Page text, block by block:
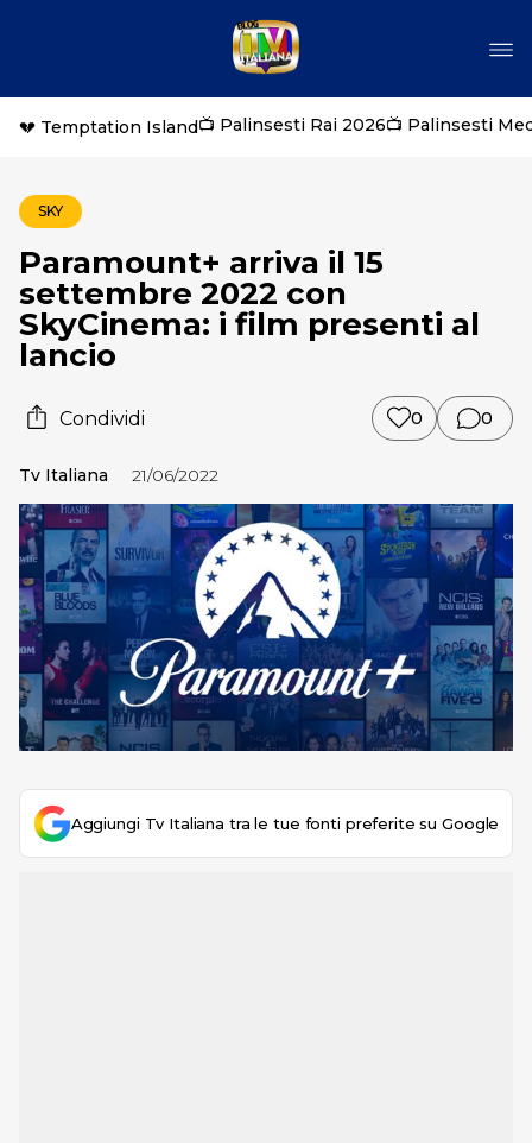
💔 Temptation Island📺 Palinsesti Rai 2026📺 Palinsesti
SKY
Paramount+ arriva il 15
settembre 2022 con
SkyCinema: i film presenti al
lancio
Condividi 0 0
Tv Italiana 21/06/2022
Aggiungi Tv Italiana tra le tue fonti preferite su Google